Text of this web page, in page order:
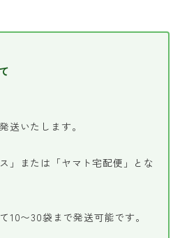
送いたします。
」または「ヤマト宅配便」とな
〜30袋まで発送可能です。